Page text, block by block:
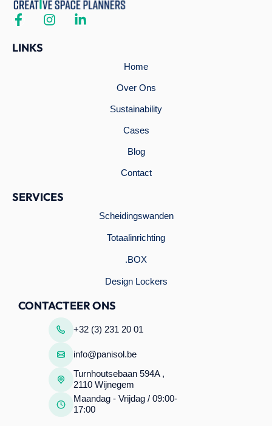
LINKS
Home
Over Ons
Sustainability
Cases
Blog
Contact
SERVICES
Scheidingswanden
Totaalinrichting
.BOX
Design Lockers
CONTACTEER ONS
+32 (3) 231 20 01
info@panisol.be
Turnhoutsebaan 594A ,
2110 Wijnegem
Maandag - Vrijdag / 09:00-
17:00